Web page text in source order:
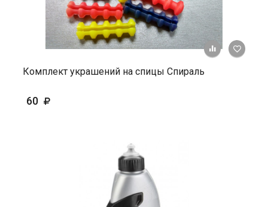
+ К
Комплект украшений на спицы Спираль
60